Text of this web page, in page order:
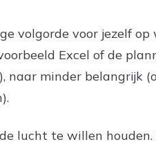
volgorde voor jezelf
Excel of de
naar minder belangrijk
lucht te willen